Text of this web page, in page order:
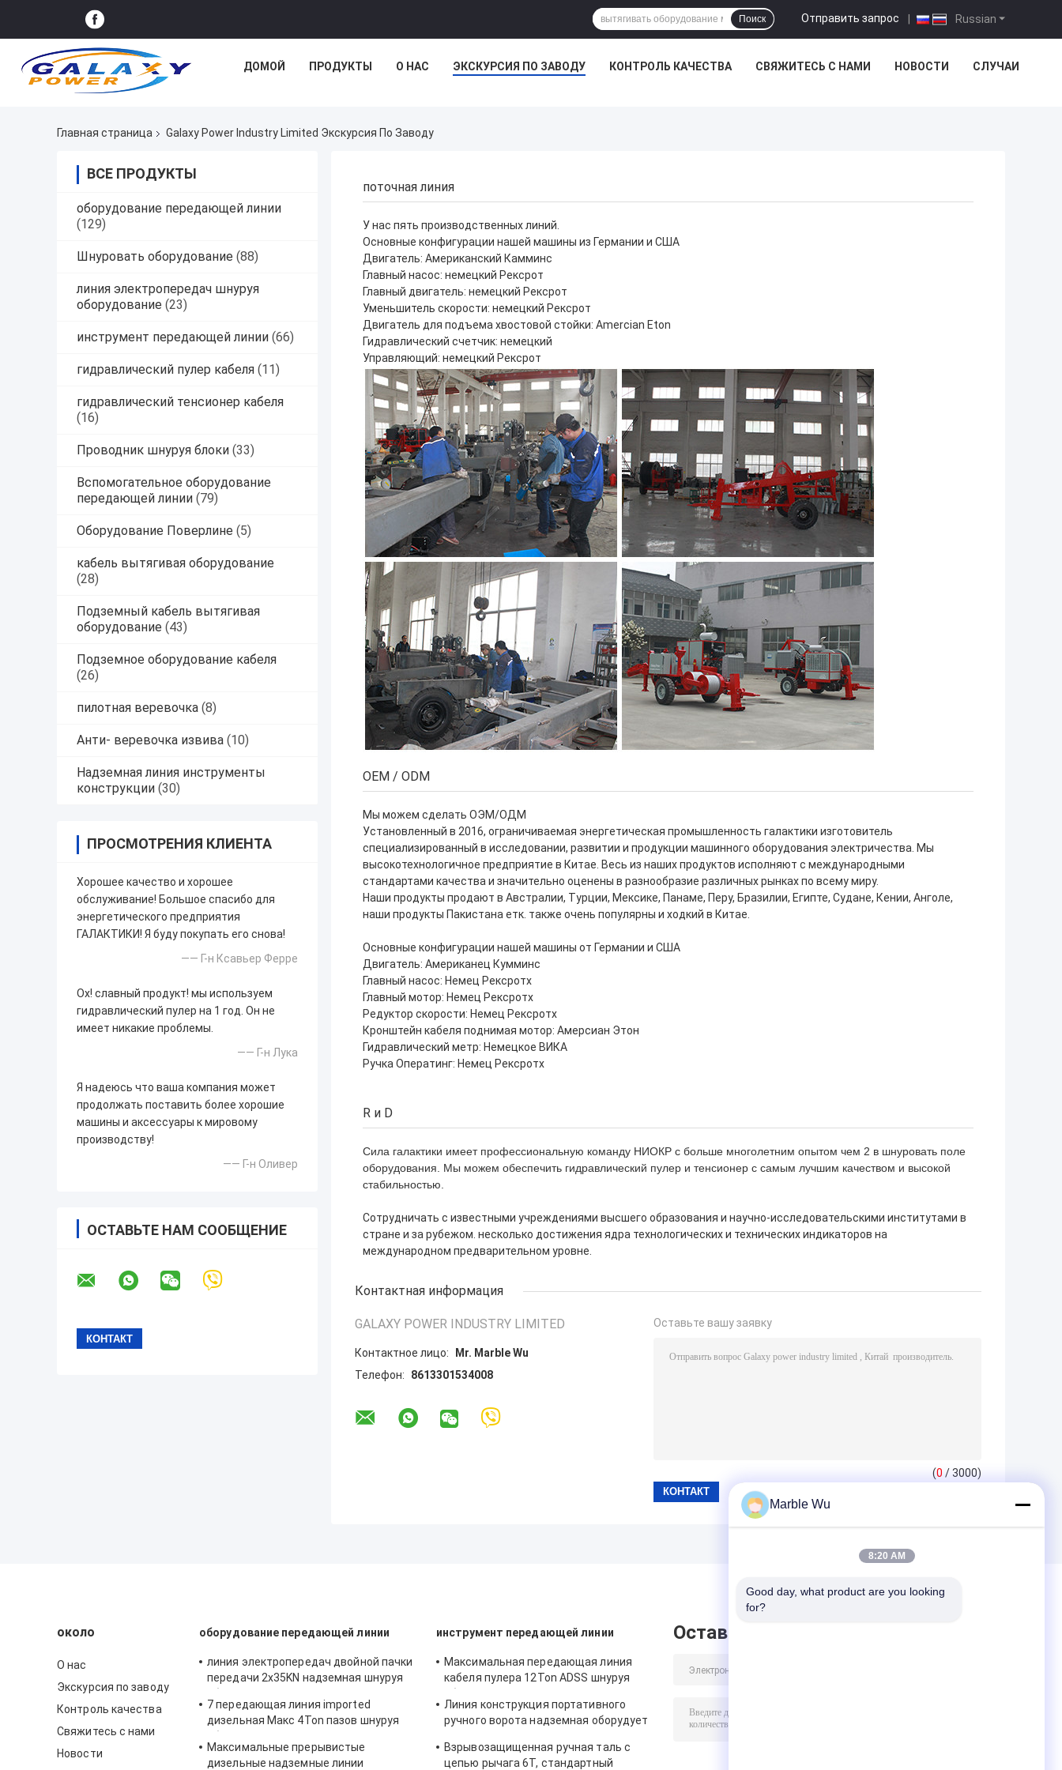
Russian
Отправить запрос |
Поиск
ДОМОЙ ПРОДУКТЫ О НАС ЭКСКУРСИЯ ПО ЗАВОДУ КОНТРОЛЬ КАЧЕСТВА СВЯЖИТЕСЬ С НАМИ НОВОСТИ СЛУЧАИ
Главная страница Galaxy Power Industry Limited Экскурсия По Заводу
ВСЕ ПРОДУКТЫ
оборудование передающей линии
(129)
Шнуровать оборудование (88)
линия электропередач шнуруя
оборудование (23)
инструмент передающей линии (66)
гидравлический пулер кабеля (11)
гидравлический тенсионер кабеля
(16)
Проводник шнуруя блоки (33)
Вспомогательное оборудование
передающей линии (79)
Оборудование Поверлине (5)
кабель вытягивая оборудование
(28)
Подземный кабель вытягивая
оборудование (43)
Подземное оборудование кабеля
(26)
пилотная веревочка (8)
Анти- веревочка извива (10)
Надземная линия инструменты
конструкции (30)
ПРОСМОТРЕНИЯ КЛИЕНТА
Хорошее качество и хорошее
обслуживание! Большое спасибо для
энергетического предприятия
ГАЛАКТИКИ! Я буду покупать его снова!
—— Г-н Ксавьер Ферре
Ох! славный продукт! мы используем
гидравлический пулер на 1 год. Он не
имеет никакие проблемы.
—— Г-н Лука
Я надеюсь что ваша компания может
продолжать поставить более хорошие
машины и аксессуары к мировому
производству!
—— Г-н Оливер
ОСТАВЬТЕ НАМ СООБЩЕНИЕ
поточная линия
У нас пять производственных линий.
Основные конфигурации нашей машины из Германии и США
Двигатель: Американский Камминс
Главный насос: немецкий Рексрот
Главный двигатель: немецкий Рексрот
Уменьшитель скорости: немецкий Рексрот
Двигатель для подъема хвостовой стойки: Amercian Eton
Гидравлический счетчик: немецкий
Управляющий: немецкий Рексрот
OEM / ODM
Мы можем сделать ОЭМ/ОДМ
Установленный в 2016, ограничиваемая энергетическая промышленность галактики изготовитель
специализированный в исследовании, развитии и продукции машинного оборудования электричества. Мы
высокотехнологичное предприятие в Китае. Весь из наших продуктов исполняют с международными
стандартами качества и значительно оценены в разнообразие различных рынках по всему миру.
Наши продукты продают в Австралии, Турции, Мексике, Панаме, Перу, Бразилии, Египте, Судане, Кении, Анголе,
наши продукты Пакистана етк. также очень популярны и ходкий в Китае.
Основные конфигурации нашей машины от Германии и США
Двигатель: Американец Кумминс
Главный насос: Немец Рексротх
Главный мотор: Немец Рексротх
Редуктор скорости: Немец Рексротх
Кронштейн кабеля поднимая мотор: Амерсиан Этон
Гидравлический метр: Немецкое ВИКА
Ручка Оператинг: Немец Рексротх
R и D
Сила галактики имеет профессиональную команду НИОКР с больше многолетним опытом чем 2 в шнуровать поле
оборудования. Мы можем обеспечить гидравлический пулер и тенсионер с самым лучшим качеством и высокой
стабильностью.
Сотрудничать с известными учреждениями высшего образования и научно-исследовательскими институтами в
стране и за рубежом. несколько достижения ядра технологических и технических индикаторов на
международном предварительном уровне.
Контактная информация
GALAXY POWER INDUSTRY LIMITED
Контактное лицо:
Mr. Marble Wu
Телефон:
8613301534008
Оставьте вашу заявку
(0 / 3000)
около
О нас
Экскурсия по заводу
Контроль качества
Свяжитесь с нами
Новости
оборудование передающей линии
линия электропередач двойной пачки
передачи 2x35KN надземная шнуруя
7 передающая линия imported
дизельная Макс 4Ton пазов шнуруя
Максимальные прерывистые
дизельные надземные линии
инструмент передающей линии
Максимальная передающая линия
кабеля пулера 12Ton ADSS шнуруя
Линия конструкция портативного
ручного ворота надземная оборудует
Взрывозащищенная ручная таль с
цепью рычага 6Т, стандартный
Оставить сообщение
Marble Wu
8:20 AM
Good day, what product are you looking
for?